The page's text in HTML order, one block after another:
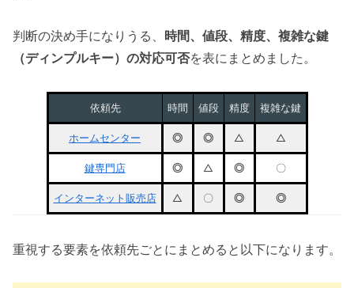
判断の決め手になりうる、 時間、値段、精度、複雑な鍵
（ディンプルキー）の対応可否を表にまとめました。
依頼先 時間 値段 精度 複雑な鍵
ホームセンター ◎ ◎ △ △
鍵専門店 ◎ △ ◎ 〇
インターネット販売店 △ 〇 ◎ ◎
重視する要素を依頼先ごとにまとめると以下になります。